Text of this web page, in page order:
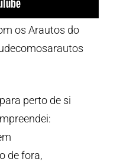
os Arautos do
perto de si
de fora,